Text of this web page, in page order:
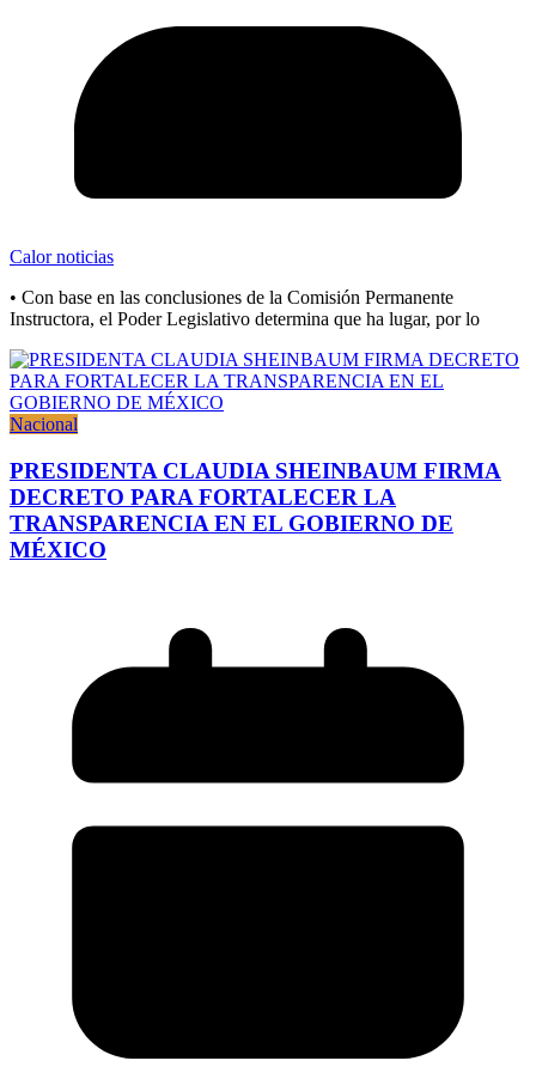
Calor noticias
• Con base en las conclusiones de la Comisión Permanente
Instructora, el Poder Legislativo determina que ha lugar, por lo
Nacional
PRESIDENTA CLAUDIA SHEINBAUM FIRMA
DECRETO PARA FORTALECER LA
TRANSPARENCIA EN EL GOBIERNO DE
MÉXICO